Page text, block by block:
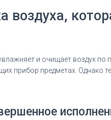
воздуха,
и очищает воздух
прибор предметах. Однако